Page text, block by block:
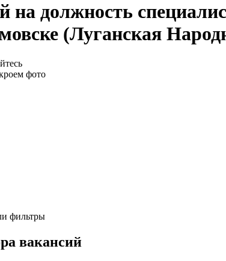
на должность
(Луганская
фото
фильтры
вакансий